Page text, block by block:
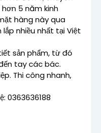
5 năm kinh
hàng này qua
nhiều nhất tại Việt
sản phẩm, từ đó
tay các bác.
Thi công nhanh,
0363636188